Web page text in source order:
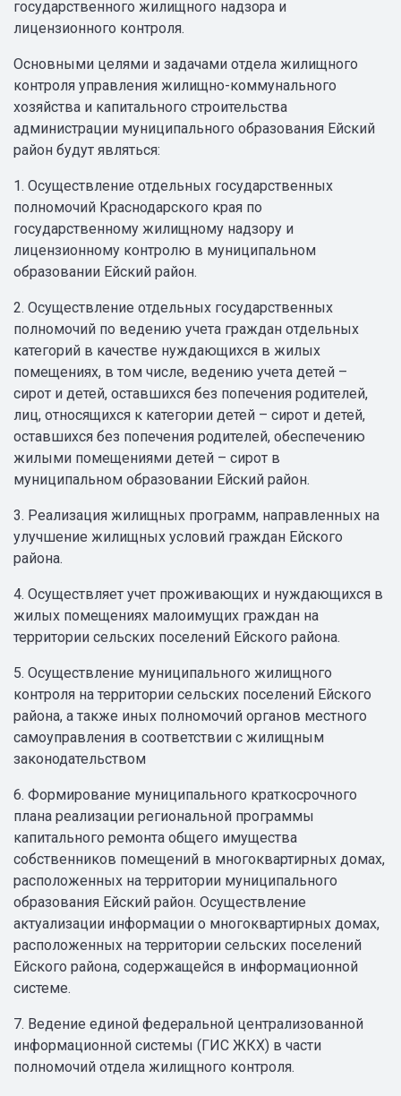
государственного жилищного надзора и
лицензионного контроля.
Основными целями и задачами отдела жилищного
контроля управления жилищно-коммунального
хозяйства и капитального строительства
администрации муниципального образования Ейский
район будут являться:
1. Осуществление отдельных государственных
полномочий Краснодарского края по
государственному жилищному надзору и
лицензионному контролю в муниципальном
образовании Ейский район.
2. Осуществление отдельных государственных
полномочий по ведению учета граждан отдельных
категорий в качестве нуждающихся в жилых
помещениях, в том числе, ведению учета детей –
сирот и детей, оставшихся без попечения родителей,
лиц, относящихся к категории детей – сирот и детей,
оставшихся без попечения родителей, обеспечению
жилыми помещениями детей – сирот в
муниципальном образовании Ейский район.
3. Реализация жилищных программ, направленных на
улучшение жилищных условий граждан Ейского
района.
4. Осуществляет учет проживающих и нуждающихся в
жилых помещениях малоимущих граждан на
территории сельских поселений Ейского района.
5. Осуществление муниципального жилищного
контроля на территории сельских поселений Ейского
района, а также иных полномочий органов местного
самоуправления в соответствии с жилищным
законодательством
6. Формирование муниципального краткосрочного
плана реализации региональной программы
капитального ремонта общего имущества
собственников помещений в многоквартирных домах,
расположенных на территории муниципального
образования Ейский район. Осуществление
актуализации информации о многоквартирных домах,
расположенных на территории сельских поселений
Ейского района, содержащейся в информационной
системе.
7. Ведение единой федеральной централизованной
информационной системы (ГИС ЖКХ) в части
полномочий отдела жилищного контроля.